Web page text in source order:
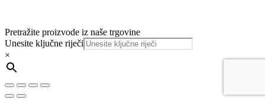
Pretražite proizvode iz naše trgovine
Unesite ključne riječi
×